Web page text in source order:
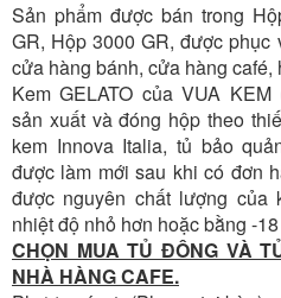
Sản phẩm được bán trong
GR, Hộp 3000 GR, được phục
cửa hàng bánh, cửa hàng
Kem GELATO của VUA
sản xuất và đóng hộp theo
kem Innova Italia, tủ bảo
được làm mới sau khi có đơn
được nguyên chất lượng của
nhiệt độ nhỏ hơn hoặc bằng -
CHỌN MUA TỦ ĐÔNG VÀ
NHÀ HÀNG CAFE.